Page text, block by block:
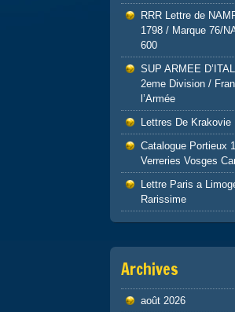
RRR Lettre de
1798 / Marque 76/
600
SUP ARMEE
2eme Division /
l’Armée
Lettres De Krakovie
Catalogue Portieux
Verreries Vosges
Lettre Paris a
Rarissime
Archives
août 2026